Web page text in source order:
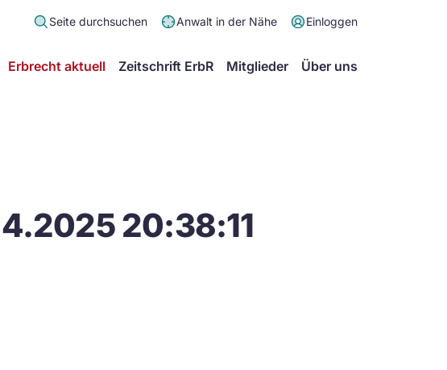
Seite durchsuchen Anwalt in der Nähe Einloggen
Erbrecht aktuell Zeitschrift ErbR Mitglieder Über uns
20:38:11